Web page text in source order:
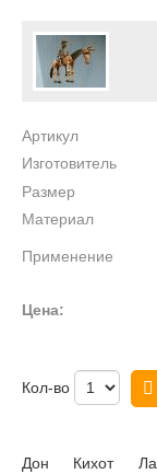
Артикул
Изготовитель
Размер
Материал
Применение
Цена:
Кол-во
Дон Кихот